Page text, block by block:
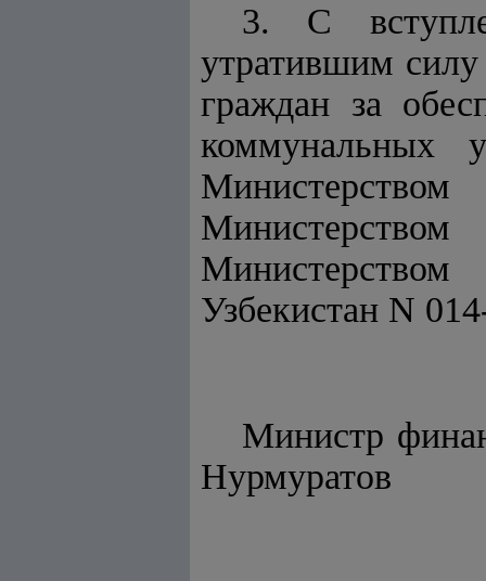
3. С
утратившим
граждан за
коммунальных
Узбекистан N
Нурмуратов